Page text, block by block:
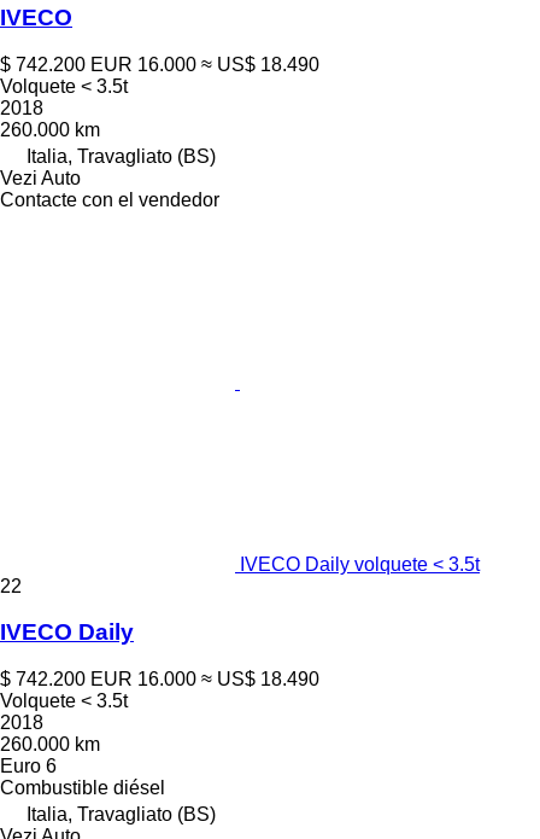
IVECO
$ 742.200 EUR 16.000 ≈ US$ 18.490
Volquete < 3.5t
2018
260.000 km
Italia, Travagliato (BS)
Vezi Auto
Contacte con el vendedor
IVECO Daily volquete < 3.5t
22
IVECO Daily
$ 742.200 EUR 16.000 ≈ US$ 18.490
Volquete < 3.5t
2018
260.000 km
Euro 6
Combustible diésel
Italia, Travagliato (BS)